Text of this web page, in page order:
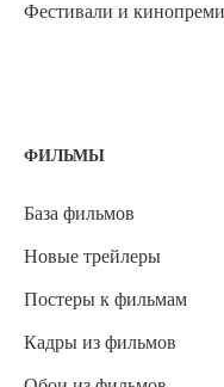
Фестивали и
ФИЛЬМЫ
База фильмов
Новые трейлеры
Постеры к фильмам
Кадры из фильмов